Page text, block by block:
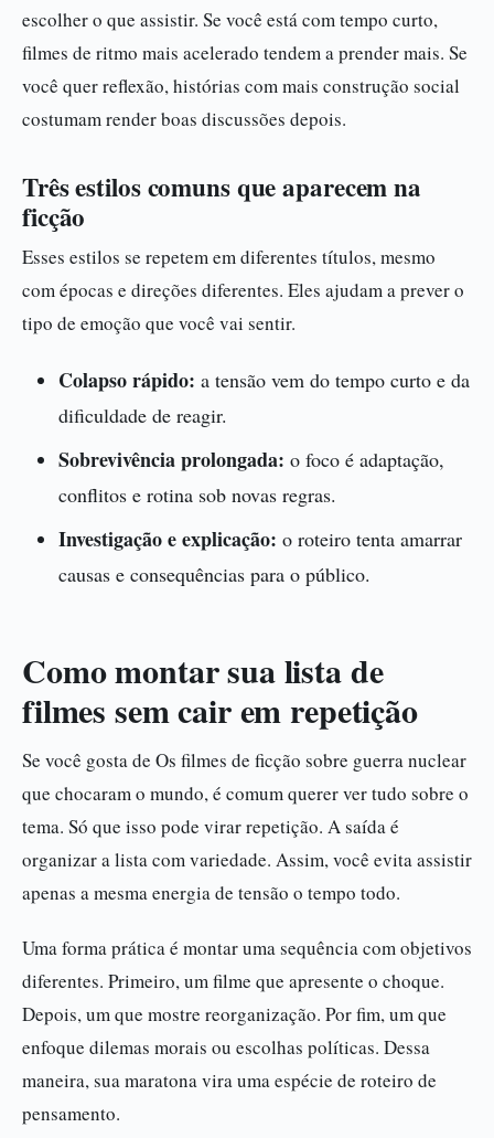
escolher o que assistir. Se você está com tempo curto,
filmes de ritmo mais acelerado tendem a prender mais. Se
você quer reflexão, histórias com mais construção social
costumam render boas discussões depois.
Três estilos comuns que aparecem na
ficção
Esses estilos se repetem em diferentes títulos, mesmo
com épocas e direções diferentes. Eles ajudam a prever o
tipo de emoção que você vai sentir.
Colapso rápido: a tensão vem do tempo curto e da
dificuldade de reagir.
Sobrevivência prolongada: o foco é adaptação,
conflitos e rotina sob novas regras.
Investigação e explicação: o roteiro tenta amarrar
causas e consequências para o público.
Como montar sua lista de
filmes sem cair em repetição
Se você gosta de Os filmes de ficção sobre guerra nuclear
que chocaram o mundo, é comum querer ver tudo sobre o
tema. Só que isso pode virar repetição. A saída é
organizar a lista com variedade. Assim, você evita assistir
apenas a mesma energia de tensão o tempo todo.
Uma forma prática é montar uma sequência com objetivos
diferentes. Primeiro, um filme que apresente o choque.
Depois, um que mostre reorganização. Por fim, um que
enfoque dilemas morais ou escolhas políticas. Dessa
maneira, sua maratona vira uma espécie de roteiro de
pensamento.